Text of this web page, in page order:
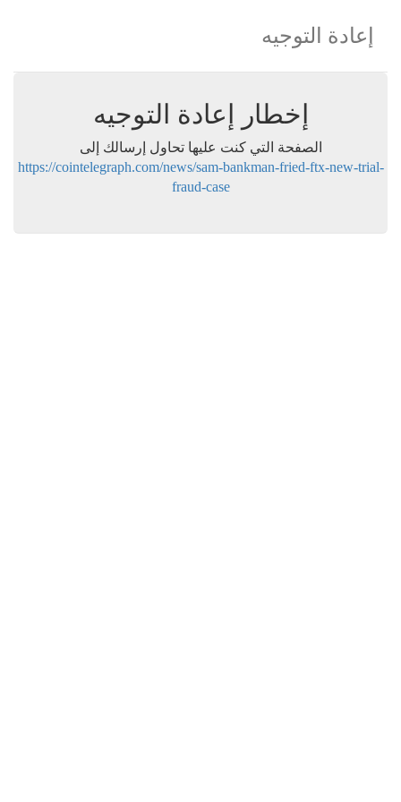
إعادة التوجيه
إخطار إعادة التوجيه
الصفحة التي كنت عليها تحاول إرسالك إلى
https://cointelegraph.com/news/sam-bankman-fried-ftx-new-trial-
fraud-case